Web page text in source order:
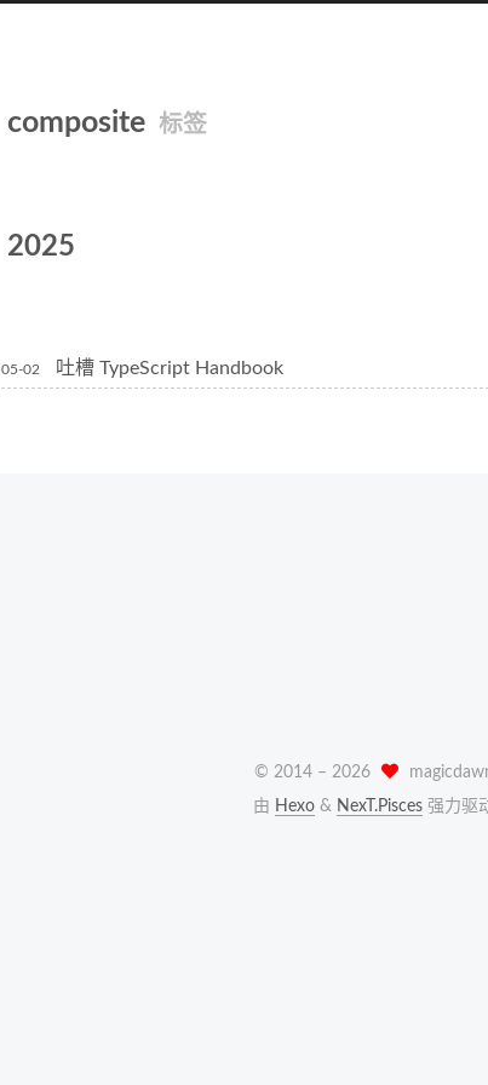
composite 标签
2025
05-02 吐槽 TypeScript Handbook
© 2014 – 2026
由 Hexo & NexT.Pisces 强力驱